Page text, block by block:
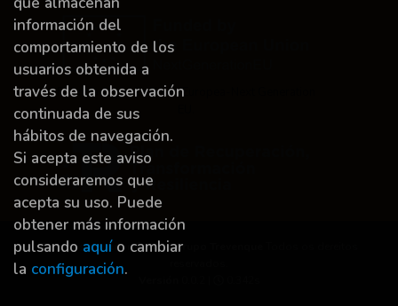
Financiado por la Unión Europea-Next Generation
Dereitos de autor © 2026Grupo Trevenque
información del
comportamiento de los
usuarios obtenida a
través de la observación
continuada de sus
hábitos de navegación.
Si acepta este aviso
consideraremos que
acepta su uso. Puede
obtener más información
pulsando aquío cambiar
la configuración.